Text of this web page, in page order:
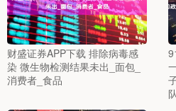
财盛证券APP下载 排除病毒感
染 微生物检测结果未出_面包_
消费者_食品